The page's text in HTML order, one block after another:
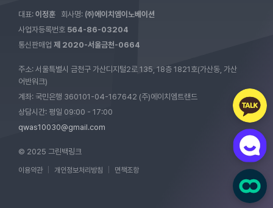
대표: 이정훈 회사명: ㈜에이치엠이노베이션
사업자등록번호 564-86-03204
통신판매업 제 2020-서울금천-0664
주소: 서울특별시 금천구 가산디지털2로 135, 18층 1821호(가산동, 가산
어반워크)
계좌: 국민은행 360101-04-167642 (주)에이치엠트랜드
상담시간: 평일 09:00 - 17:00
qwas10030@gmail.com
© 2025 그린백링크
이용약관 개인정보처리방침 면책조항